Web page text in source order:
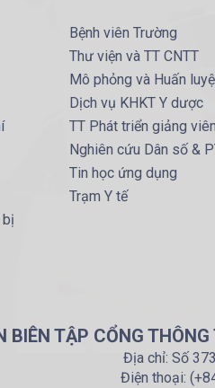
bị
Bệnh viên Trường
Thư viện và TT CNTT
Mô phỏng và Huấn
Dịch vụ KHKT Y dược
TT Phát triển giảng
Nghiên cứu Dân số &
Tin học ứng dụng
Trạm Y tế
BIÊN TẬP CỔNG
Địa chỉ: Số
Điện thoại: